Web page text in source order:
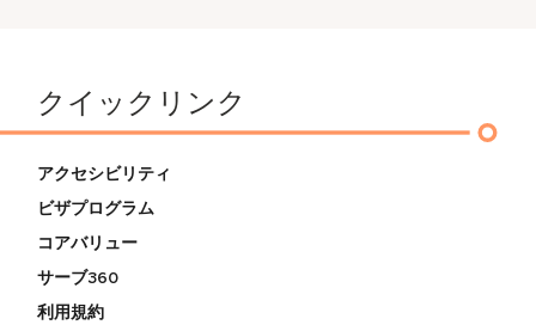
クイックリンク
アクセシビリティ
ビザプログラム
コアバリュー
サーブ360
利用規約